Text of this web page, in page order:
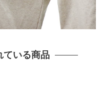
ている商品